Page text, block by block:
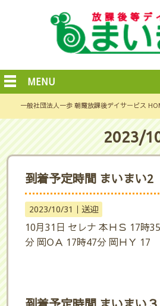
MENU
一般社団法人一歩 朝霞放課後デイサービス
2023/
到着予定時間 まいまい2
2023/10/31｜ 送迎
10月31日 セレナ 本ＨＳ 17時
分 岡ОＡ 17時47分 岡ＨＹ 17